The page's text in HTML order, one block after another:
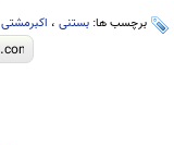
برچسب ها: بستنی ، اکبرمشتی